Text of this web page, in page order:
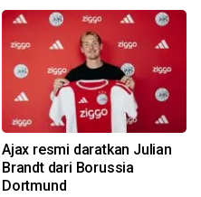
Ajax resmi daratkan Julian
Brandt dari Borussia
Dortmund